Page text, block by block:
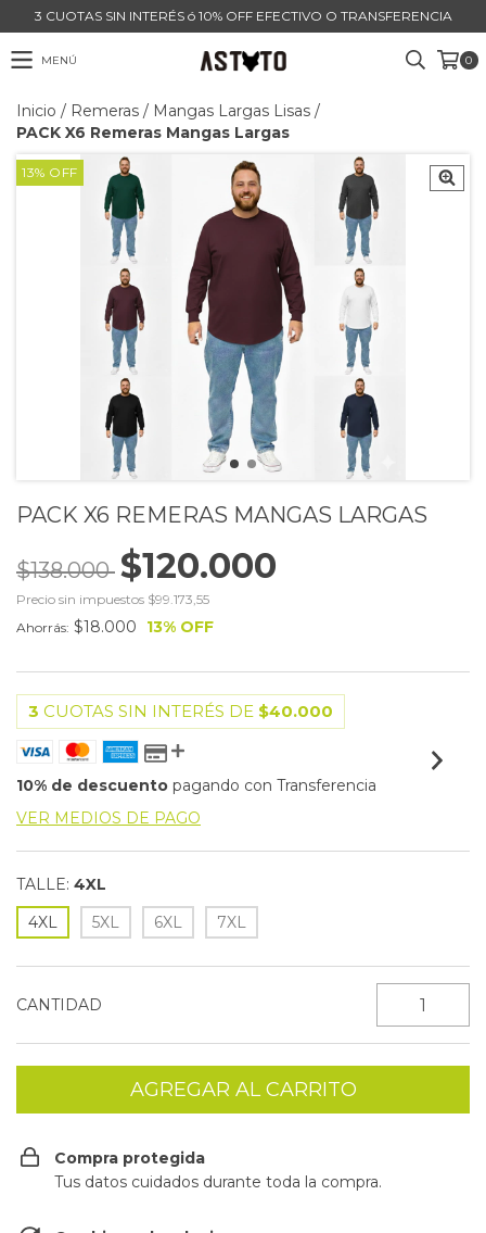
3 CUOTAS SIN INTERÉS ó 10% OFF EFECTIVO O TRANSFERENCIA
MENÚ 0
Inicio / Remeras / Mangas Largas Lisas /
PACK X6 Remeras Mangas Largas
13% OFF
PACK X6 REMERAS MANGAS LARGAS
$138.000 $120.000
Precio sin impuestos $99.173,55
Ahorrás: $18.000 13% OFF
3 CUOTAS SIN INTERÉS DE $40.000
10% de descuento pagando con Transferencia
VER MEDIOS DE PAGO
TALLE: 4XL
4XL
5XL 6XL 7XL
CANTIDAD
Compra protegida
Tus datos cuidados durante toda la compra.